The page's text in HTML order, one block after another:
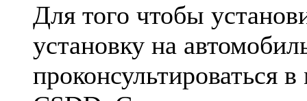
Для того чтобы
установку на
проконсультироваться